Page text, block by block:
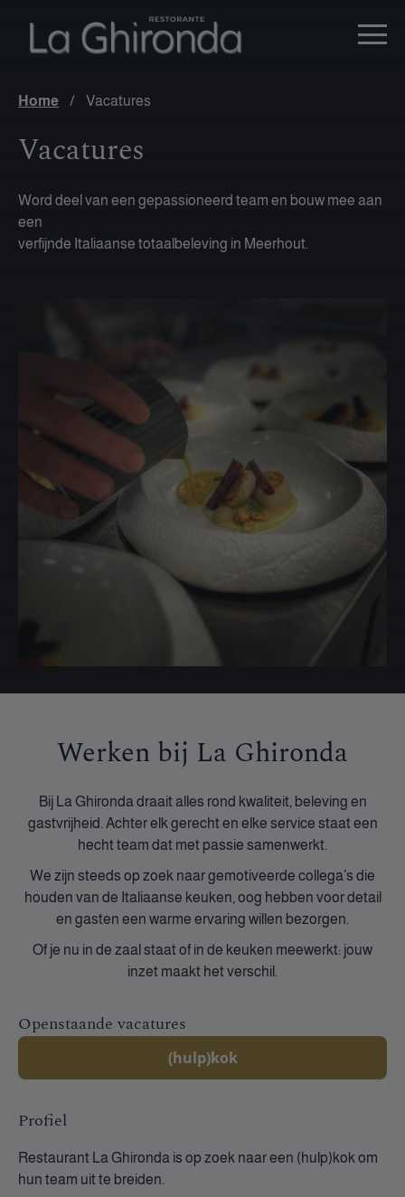
Home / Vacatures
Vacatures
Word deel van een gepassioneerd team en bouw mee aan
een
verfijnde Italiaanse totaalbeleving in Meerhout.
Werken bij La Ghironda
Bij La Ghironda draait alles rond kwaliteit, beleving en
gastvrijheid. Achter elk gerecht en elke service staat een
hecht team dat met passie samenwerkt.
We zijn steeds op zoek naar gemotiveerde collega’s die
houden van de Italiaanse keuken, oog hebben voor detail
en gasten een warme ervaring willen bezorgen.
Of je nu in de zaal staat of in de keuken meewerkt: jouw
inzet maakt het verschil.
Openstaande vacatures
(hulp)kok
Profiel
Restaurant La Ghironda is op zoek naar een (hulp)kok om
hun team uit te breiden.